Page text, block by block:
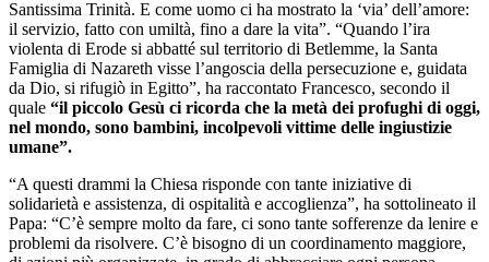
Santissima Trinità. E come uomo ci ha mostrato la ‘via’ dell’amore:
il servizio, fatto con umiltà, fino a dare la vita”. “Quando l’ira
violenta di Erode si abbatté sul territorio di Betlemme, la Santa
Famiglia di Nazareth visse l’angoscia della persecuzione e, guidata
da Dio, si rifugiò in Egitto”, ha raccontato Francesco, secondo il
quale “il piccolo Gesù ci ricorda che la metà dei profughi di oggi,
nel mondo, sono bambini, incolpevoli vittime delle ingiustizie
umane”.
“A questi drammi la Chiesa risponde con tante iniziative di
solidarietà e assistenza, di ospitalità e accoglienza”, ha sottolineato il
Papa: “C’è sempre molto da fare, ci sono tante sofferenze da lenire e
problemi da risolvere. C’è bisogno di un coordinamento maggiore,